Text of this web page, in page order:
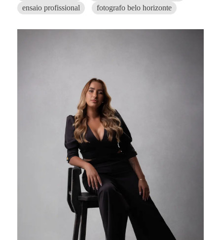
ensaio profissional
fotografo belo horizonte